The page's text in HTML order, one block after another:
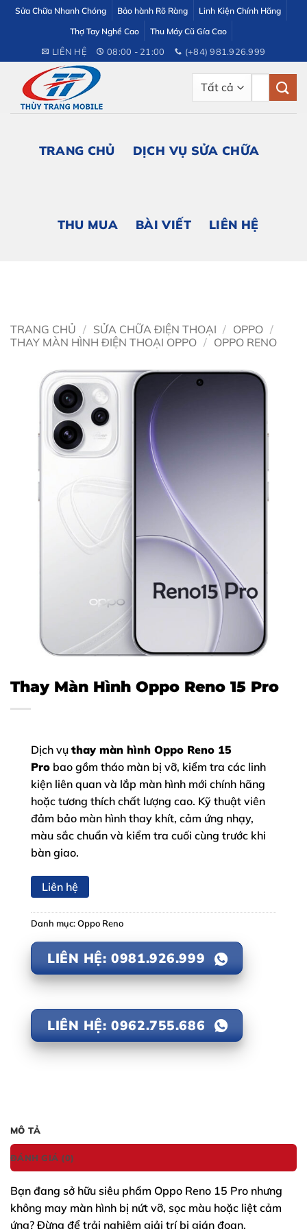
dung
Sửa Chữa Nhanh Chóng Bảo hành Rõ Ràng
Linh Kiện Chính Hãng
Thợ Tay Nghề Cao
Thu Máy Cũ Gía Cao
LIÊN HỆ 08:00 - 21:00 (+84) 981.926.999
TRANG CHỦ DỊCH VỤ SỬA CHỮA
THU MUA BÀI VIẾT LIÊN HỆ
TRANG CHỦ / SỬA CHỮA ĐIỆN THOẠI / OPPO /
THAY MÀN HÌNH ĐIỆN THOẠI OPPO / OPPO RENO
Thay Màn Hình Oppo Reno 15 Pro
Dịch vụ thay màn hình Oppo Reno 15
Pro bao gồm tháo màn bị vỡ, kiểm tra các linh
kiện liên quan và lắp màn hình mới chính hãng
hoặc tương thích chất lượng cao. Kỹ thuật viên
đảm bảo màn hình thay khít, cảm ứng nhạy,
màu sắc chuẩn và kiểm tra cuối cùng trước khi
bàn giao.
Liên hệ
Danh mục:Oppo Reno
LIÊN HỆ: 0981.926.999
LIÊN HỆ: 0962.755.686
MÔ TẢ
ĐÁNH GIÁ (0)
Bạn đang sở hữu siêu phẩm Oppo Reno 15 Pro nhưng
không may màn hình bị nứt vỡ, sọc màu hoặc liệt cảm
ứng? Đừng để trải nghiệm giải trí bị gián đoạn.